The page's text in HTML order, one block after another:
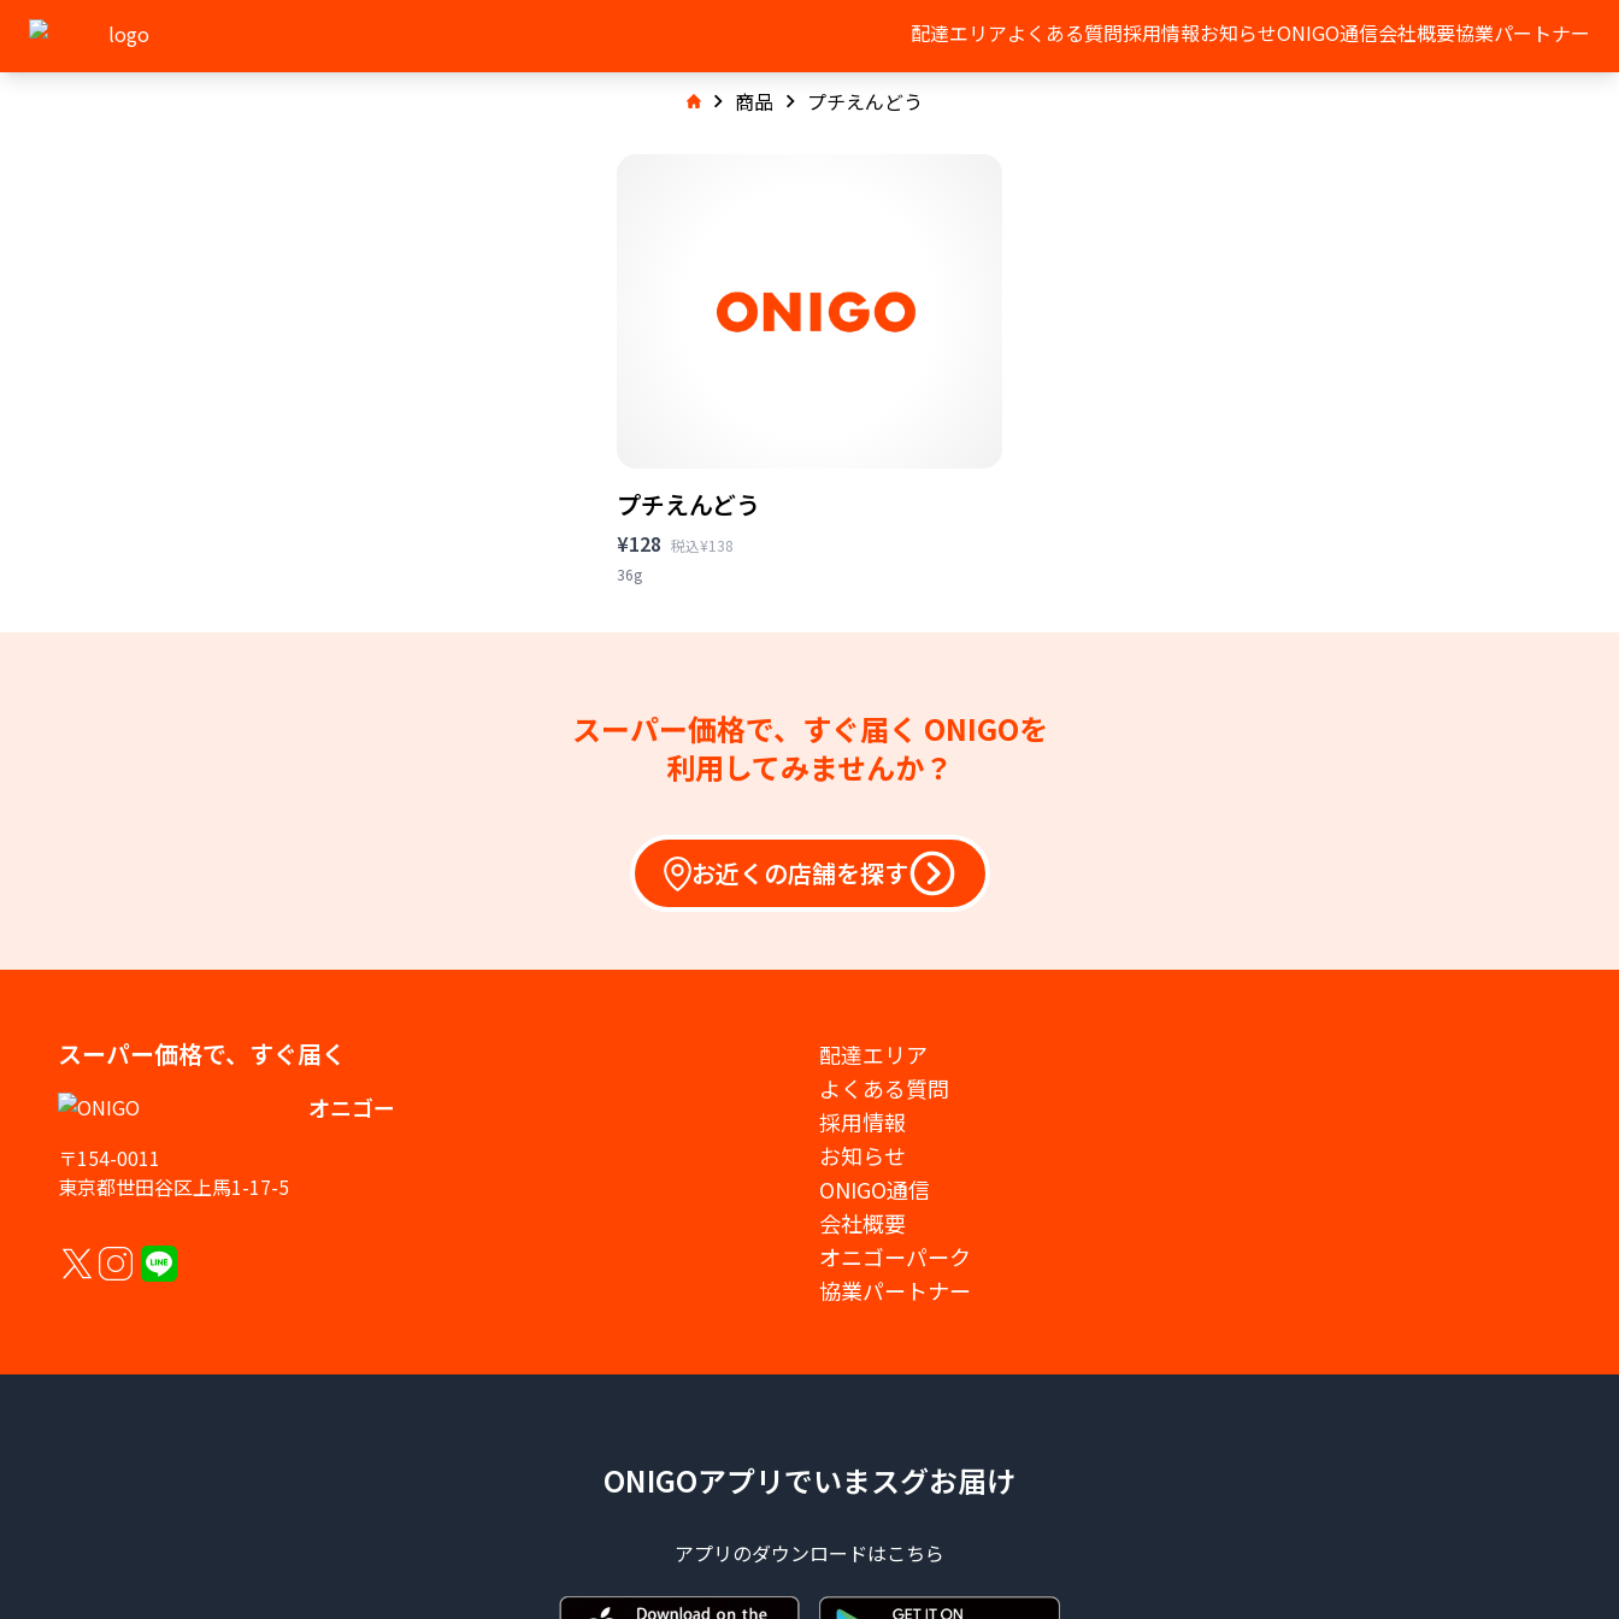
配達エリアよくある質問採用情報お知らせONIGO通信会社概要協業パートナー
商品 プチえんどう
プチえんどう
¥128 税込¥138
36g
スーパー価格で、すぐ届く ONIGOを
利用してみませんか？
お近くの店舗を探す
スーパー価格で、すぐ届く
オニゴー
〒154-0011
東京都世田谷区上馬1-17-5
配達エリア
よくある質問
採用情報
お知らせ
ONIGO通信
会社概要
オニゴーパーク
協業パートナー
ONIGOアプリでいまスグお届け
アプリのダウンロードはこちら